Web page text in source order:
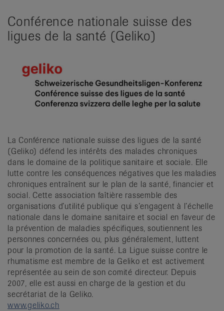
Conférence nationale suisse des
ligues de la santé (Geliko)
La Conférence nationale suisse des ligues de la santé
(Geliko) défend les intérêts des malades chroniques
dans le domaine de la politique sanitaire et sociale. Elle
lutte contre les conséquences négatives que les maladies
chroniques entraînent sur le plan de la santé, financier et
social. Cette association faîtière rassemble des
organisations d’utilité publique qui s’engagent à l’échelle
nationale dans le domaine sanitaire et social en faveur de
la prévention de maladies spécifiques, soutiennent les
personnes concernées ou, plus généralement, luttent
pour la promotion de la santé. La Ligue suisse contre le
rhumatisme est membre de la Geliko et est activement
représentée au sein de son comité directeur. Depuis
2007, elle est aussi en charge de la gestion et du
secrétariat de la Geliko.
www.geliko.ch